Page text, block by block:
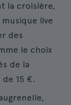
la croisière,
live
des
le choix
de la
15 €.